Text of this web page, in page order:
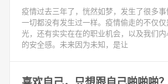
疫情过去三年了，恍然如梦，发生了很多事
一切都没有发生过一样。疫情偷走的不仅
光，还有实实在在的职业机会，以及我们
的安全感。未来因为未知，是让